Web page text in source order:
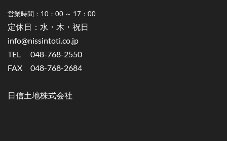
営業時間：10：00 ～ 17：00
​定休日：水・木・祝日
info@nissintoti.co.jp
TEL 048-768-2550
FAX 048-768-2684
​日信土地株式会社